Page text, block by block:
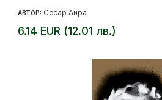
АВТОР: Сесар Айра
6.14 EUR (12.01 лв.)